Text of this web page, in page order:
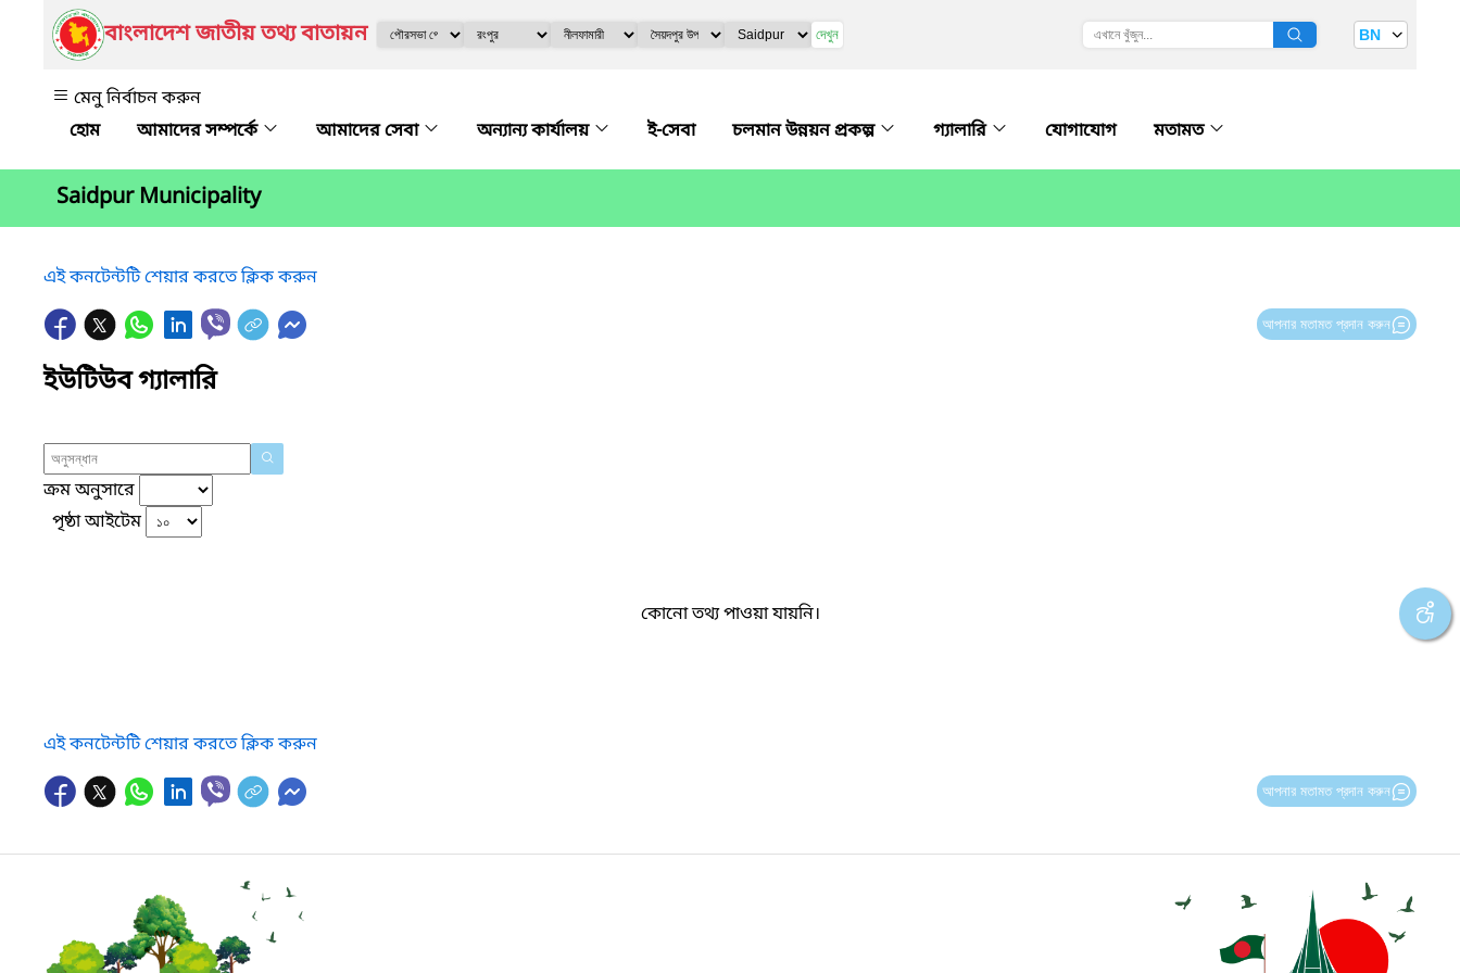
বাংলাদেশ জাতীয় তথ্য বাতায়ন দেখুন BN
মেনু নির্বাচন করুন
আমাদের সম্পর্কে
আমাদের সেবা অন্যান্য কার্যালয় ই-সেবা চলমান উন্নয়ন প্রকল্প গ্যালারি যোগাযোগ মতামত
Saidpur Municipality
এই কনটেন্টটি শেয়ার করতে ক্লিক করুন
আপনার মতামত প্রদান করুন
ইউটিউব গ্যালারি
ক্রম অনুসারে
পৃষ্ঠা আইটেম
কোনো তথ্য পাওয়া যায়নি।
এই কনটেন্টটি শেয়ার করতে ক্লিক করুন
আপনার মতামত প্রদান করুন